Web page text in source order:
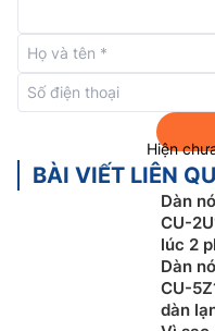
nhiễm trên bề mặt và
thời giảm các loại mùi
khí sạch sẽ và trong lành.
™ có thể
chế độ làm mát) với
W/giờ* giúp lọc sạch
gian sạch sẽ và thoải
biến ngôi nhà của bạn
Hiện
BÀI VIẾT LIÊN
Dàn
CU-
lúc 2
Dàn
CU-
dàn